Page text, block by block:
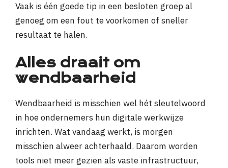
Vaak is één goede tip in een besloten groep al
genoeg om een fout te voorkomen of sneller
resultaat te halen.
Alles draait om
wendbaarheid
Wendbaarheid is misschien wel hét sleutelwoord
in hoe ondernemers hun digitale werkwijze
inrichten. Wat vandaag werkt, is morgen
misschien alweer achterhaald. Daarom worden
tools niet meer gezien als vaste infrastructuur,